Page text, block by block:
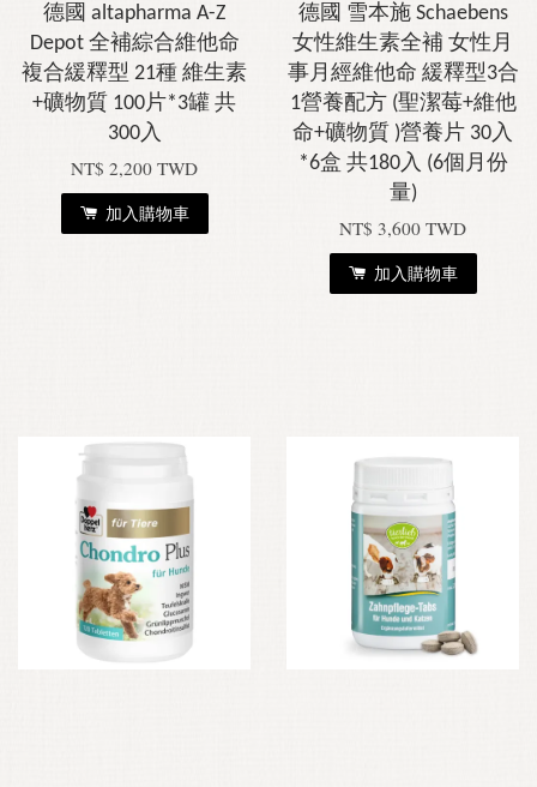
德國 altapharma A-Z
Depot 全補綜合維他命
複合緩釋型 21種 維生素
+礦物質 100片*3罐 共
300入
NT$ 2,200 TWD
加入購物車
德國 雪本施 Schaebens
女性維生素全補 女性月
事月經維他命 緩釋型3合
1營養配方 (聖潔莓+維他
命+礦物質 )營養片 30入
*6盒 共180入 (6個月份
量)
NT$ 3,600 TWD
加入購物車